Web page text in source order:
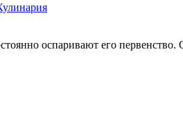
оспаривают его первенство.